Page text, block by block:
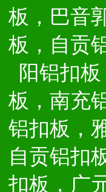
板，巴音
板，自贡
阳铝扣
板，南充
铝扣板，
自贡铝扣
扣板，广